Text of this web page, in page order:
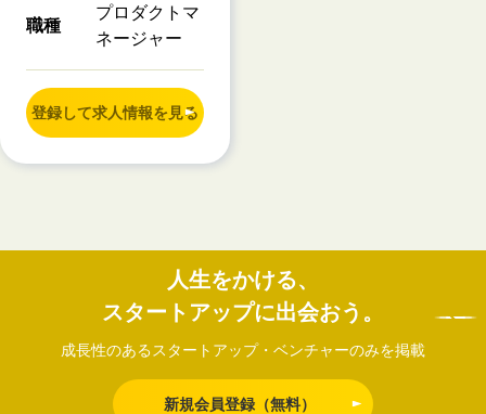
職種
プロダクトマ
ネージャー
登録して求人情報を見る
人生をかける、
スタートアップに出会おう。
成長性のあるスタートアップ・ベンチャーのみを掲載
新規会員登録（無料）